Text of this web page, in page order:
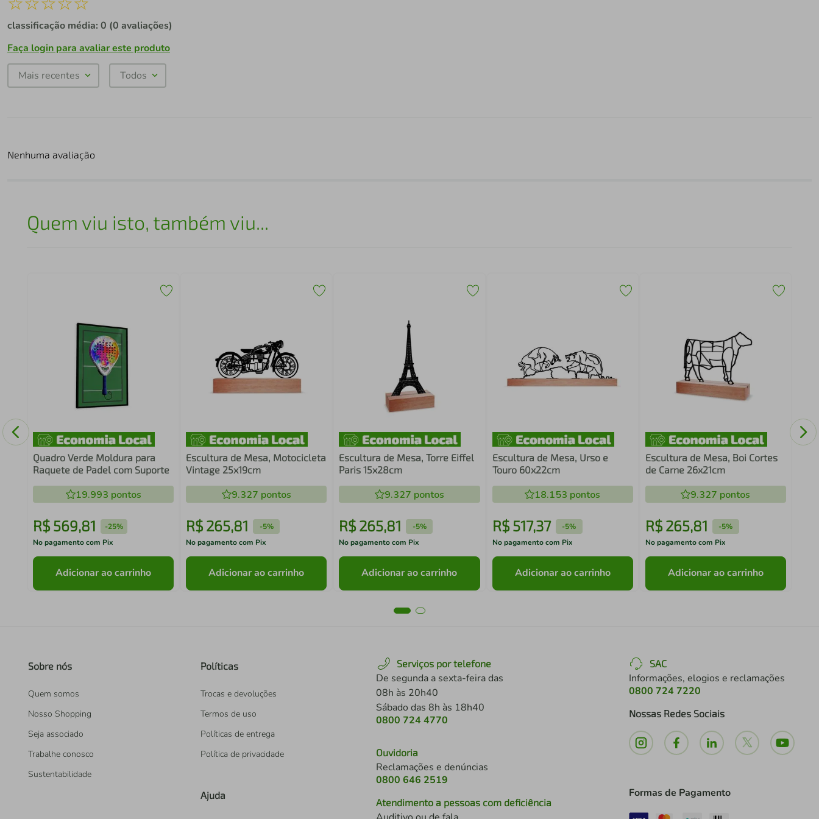
classificação média: 0 (0 avaliações)
Faça login para avaliar este produto
Mais recentes Todos
Nenhuma avaliação
Quem viu isto, também viu...
Quadro Verde Moldura para
Raquete de Padel com Suporte
19.993 pontos
R$ 569,81 -25%
No pagamento com Pix
Adicionar ao carrinho
Escultura de Mesa, Motocicleta
Vintage 25x19cm
9.327 pontos
R$ 265,81 -5%
No pagamento com Pix
Adicionar ao carrinho
Escultura de Mesa, Torre Eiffel
Paris 15x28cm
9.327 pontos
R$265,81 -5%
No pagamento com Pix
Adicionar ao carrinho
Escultura de Mesa, Urso e
Touro 60x22cm
18.153 pontos
R$ 517,37 -5%
No pagamento com Pix
Adicionar ao carrinho
Escultura de Mesa, Boi Cortes
de Carne 26x21cm
9.327 pontos
R$ 265,81 -5%
No pagamento com Pix
Adicionar ao carrinho
Sobre nós
Quem somos
Nosso Shopping
Seja associado
Trabalhe conosco
Sustentabilidade
Políticas
Trocas e devoluções
Termos de uso
Políticas de entrega
Política de privacidade
Ajuda
Serviços por telefone
De segunda a sexta-feira das
08h às 20h40
Sábado das 8h às 18h40
0800 724 4770
Ouvidoria
Reclamações e denúncias
0800 646 2519
Atendimento a pessoas com deficiência
SAC
Informações, elogios e reclamações
0800 724 7220
Nossas Redes Sociais
Formas de Pagamento